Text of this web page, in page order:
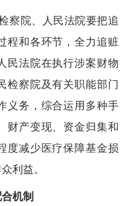
院、人民法院要把追
程和各环节，全力追赃
民法院在执行涉案财物
检察院及有关职能部门
义务，综合运用多种手
财产变现、资金归集和
度减少医疗保障基金损
利益。
机制